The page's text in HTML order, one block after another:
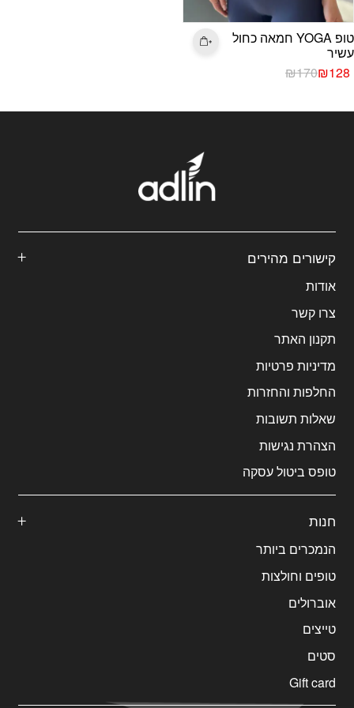
טופ YOGA חמאה כחול
עשיר
₪170
המחיר
₪170.
₪128המחיר
₪128.
קישורים מהירים
אודות
צרו קשר
תקנון האתר
מדיניות פרטיות
החלפות והחזרות
שאלות תשובות
הצהרת נגישות
טופס ביטול עסקה
חנות
הנמכרים ביותר
טופים וחולצות
אוברולים
טייצים
סטים
Gift card